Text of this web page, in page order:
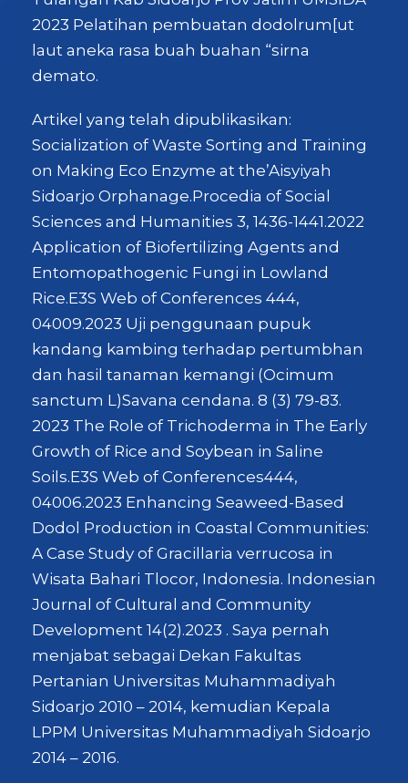
2023 Pelatihan pembuatan dodolrum[ut
laut aneka rasa buah buahan “sirna
demato.
Artikel yang telah dipublikasikan:
Socialization of Waste Sorting and Training
on Making Eco Enzyme at the’Aisyiyah
Sidoarjo Orphanage.Procedia of Social
Sciences and Humanities 3, 1436-1441.2022
Application of Biofertilizing Agents and
Entomopathogenic Fungi in Lowland
Rice.E3S Web of Conferences 444,
04009.2023 Uji penggunaan pupuk
kandang kambing terhadap pertumbhan
dan hasil tanaman kemangi (Ocimum
sanctum L)Savana cendana. 8 (3) 79-83.
2023 The Role of Trichoderma in The Early
Growth of Rice and Soybean in Saline
Soils.E3S Web of Conferences444,
04006.2023 Enhancing Seaweed-Based
Dodol Production in Coastal Communities:
A Case Study of Gracillaria verrucosa in
Wisata Bahari Tlocor, Indonesia. Indonesian
Journal of Cultural and Community
Development 14(2).2023 . Saya pernah
menjabat sebagai Dekan Fakultas
Pertanian Universitas Muhammadiyah
Sidoarjo 2010 – 2014, kemudian Kepala
LPPM Universitas Muhammadiyah Sidoarjo
2014 – 2016.